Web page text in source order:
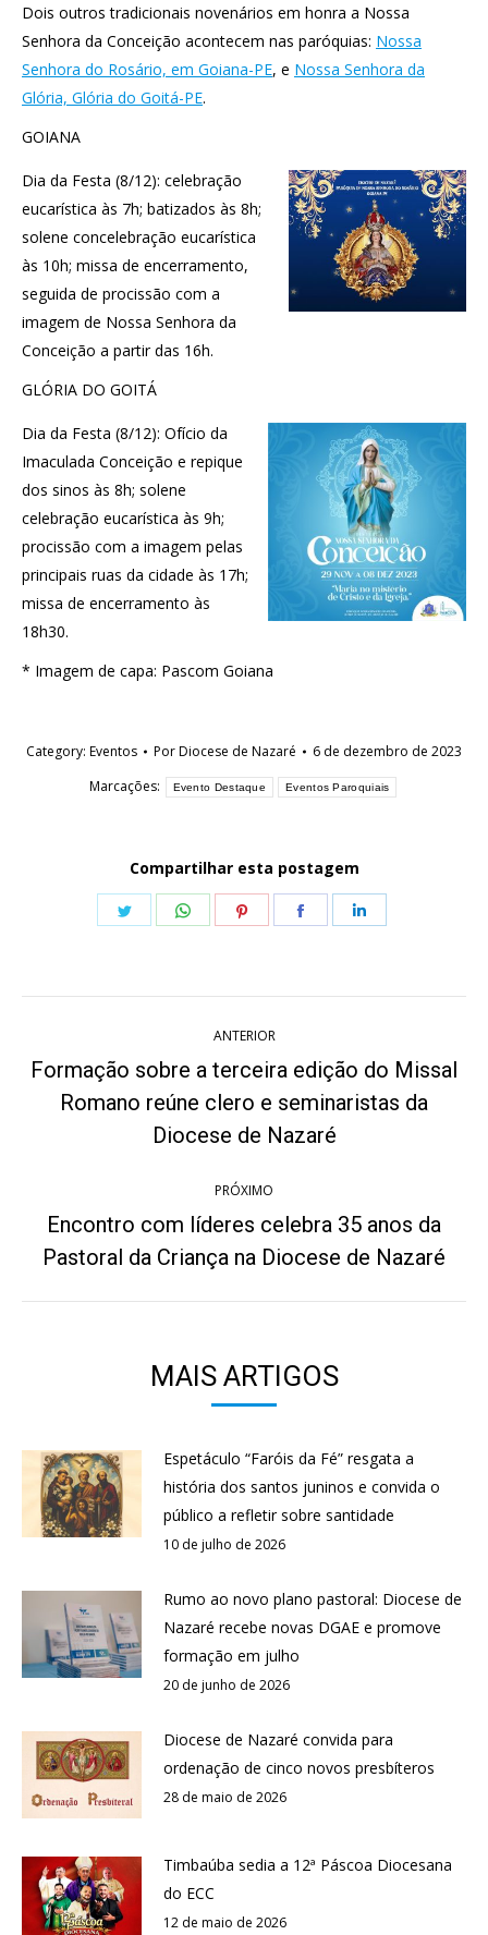
Dois outros tradicionais novenários em honra a Nossa
Senhora da Conceição acontecem nas paróquias: Nossa
Senhora do Rosário, em Goiana-PE, e Nossa Senhora da
Glória, Glória do Goitá-PE.
GOIANA
Dia da Festa (8/12): celebração
eucarística às 7h; batizados às 8h;
solene concelebração eucarística
às 10h; missa de encerramento,
seguida de procissão com a
imagem de Nossa Senhora da
Conceição a partir das 16h.
GLÓRIA DO GOITÁ
Dia da Festa (8/12): Ofício da
Imaculada Conceição e repique
dos sinos às 8h; solene
celebração eucarística às 9h;
procissão com a imagem pelas
principais ruas da cidade às 17h;
missa de encerramento às
18h30.
* Imagem de capa: Pascom Goiana
Category: Eventos PorDiocese de Nazaré
6 de dezembro de 2023
Marcações:
Evento Destaque Eventos Paroquiais
Compartilhar esta postagem
Share
Share
Share
Share
de
post:
ANTERIOR
Post
anterior:
Formação sobre a terceira edição do Missal
Romano reúne clero e seminaristas da
Diocese de Nazaré
PRÓXIMO
Próximo
post:
Encontro com líderes celebra 35 anos da
Pastoral da Criança na Diocese de Nazaré
MAIS ARTIGOS
Espetáculo “Faróis da Fé” resgata a
história dos santos juninos e convida o
público a refletir sobre santidade
10 de julho de 2026
Rumo ao novo plano pastoral: Diocese de
Nazaré recebe novas DGAE e promove
formação em julho
20 de junho de 2026
Diocese de Nazaré convida para
ordenação de cinco novos presbíteros
28 de maio de 2026
Timbaúba sedia a 12ª Páscoa Diocesana
do ECC
12 de maio de 2026